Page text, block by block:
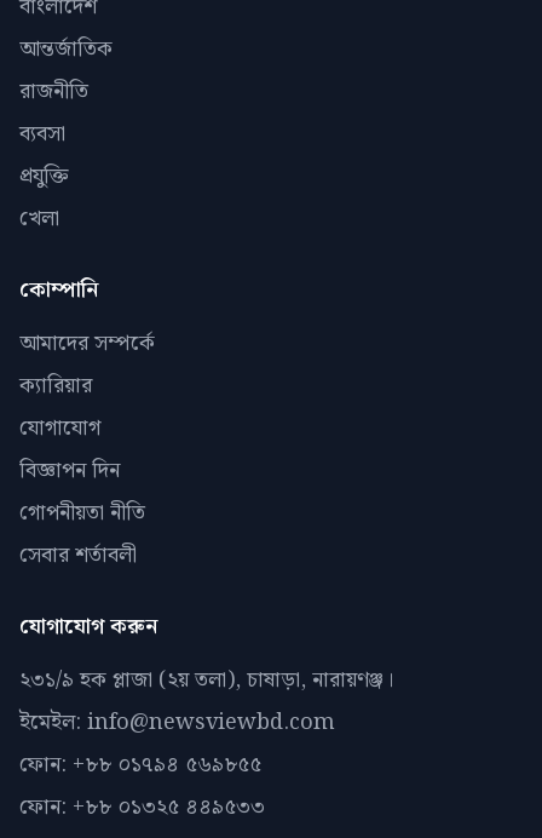
আন্তর্জাতিক
রাজনীতি
ব্যবসা
প্রযুক্তি
খেলা
কোম্পানি
আমাদের সম্পর্কে
ক্যারিয়ার
যোগাযোগ
বিজ্ঞাপন দিন
গোপনীয়তা নীতি
সেবার শর্তাবলী
যোগাযোগ করুন
২৩১/৯ হক প্লাজা (২য় তলা), চাষাড়া, নারায়ণঞ্জ।
ইমেইল: info@newsviewbd.com
ফোন: +৮৮ ০১৭৯৪ ৫৬৯৮৫৫
ফোন: +৮৮ ০১৩২৫ ৪৪৯৫৩৩